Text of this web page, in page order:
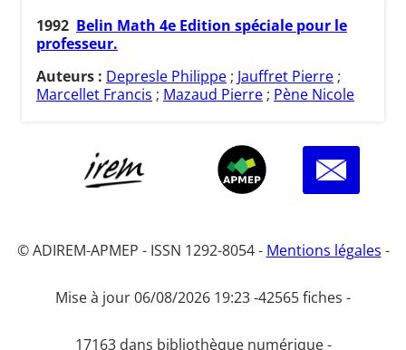
1992 Belin Math 4e Edition spéciale pour le
professeur.
Auteurs : Depresle Philippe ; Jauffret Pierre ;
Marcellet Francis ; Mazaud Pierre ; Pène Nicole
© ADIREM-APMEP - ISSN 1292-8054 - Mentions légales -
Mise à jour 06/08/2026 19:23 -42565 fiches -
17163 dans bibliothèque numérique -